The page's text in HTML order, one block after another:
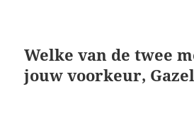
Welke van de twee
jouw voorkeur,